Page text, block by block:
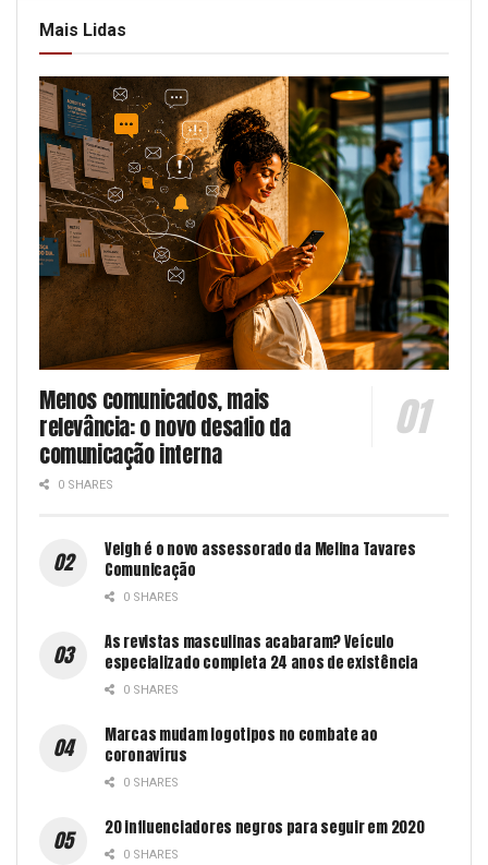
Mais Lidas
Menos comunicados, mais
relevância: o novo desafio da
comunicação interna
0 SHARES
Veigh é o novo assessorado da Melina Tavares
Comunicação
0 SHARES
As revistas masculinas acabaram? Veículo
especializado completa 24 anos de existência
0 SHARES
Marcas mudam logotipos no combate ao
coronavírus
0 SHARES
20 influenciadores negros para seguir em 2020
0 SHARES